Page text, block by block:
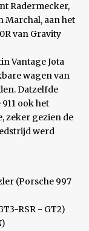
Radermecker,
Marchal, aan het
van Gravity
Vantage Jota
wagen van
Datzelfde
ook het
zeker gezien de
werd
(Porsche 997
RSR - GT2)